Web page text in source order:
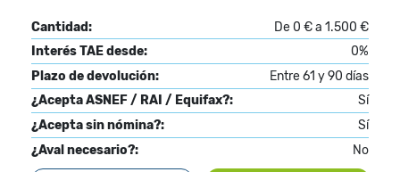
Cantidad:
De 0 € a 1.500 €
Interés TAE desde:
0%
Plazo de devolución:
Entre 61 y 90 días
¿Acepta ASNEF / RAI / Equifax?:
Sí
¿Acepta sin nómina?:
Sí
¿Aval necesario?:
No